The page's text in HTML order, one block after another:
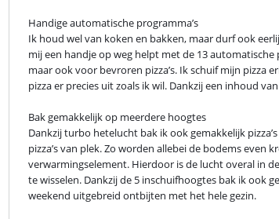
Handige automatische programma’s
Ik houd wel van koken en bakken, maar durf ook
mij een handje op weg helpt met de 13 automatische
maar ook voor bevroren pizza’s. Ik schuif mijn pizza
pizza er precies uit zoals ik wil. Dankzij een inhoud
Bak gemakkelijk op meerdere hoogtes
Dankzij turbo hetelucht bak ik ook gemakkelijk
pizza’s van plek. Zo worden allebei de bodems even
verwarmingselement. Hierdoor is de lucht overal in
te wisselen. Dankzij de 5 inschuifhoogtes bak ik ook
weekend uitgebreid ontbijten met het hele gezin.